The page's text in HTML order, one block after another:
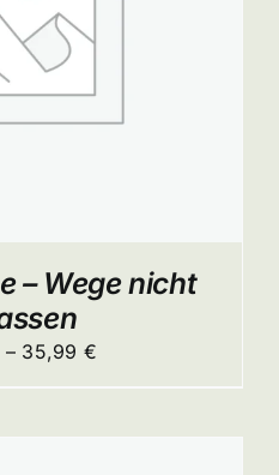
– Wege nicht
– 35,99 €
22,99 €